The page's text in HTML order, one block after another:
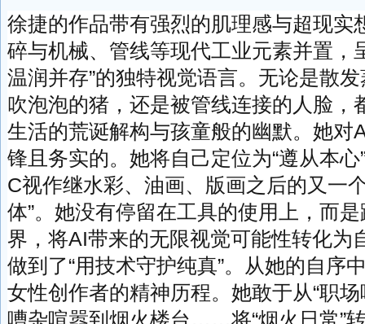
徐捷的作品带有强烈的肌理感与超现实
碎与机械、管线等现代工业元素并置，
温润并存”的独特视觉语言。无论是散
吹泡泡的猪，还是被管线连接的人脸，
生活的荒诞解构与孩童般的幽默。她对
锋且务实的。她将自己定位为“遵从本
C视作继水彩、油画、版画之后的又一
体”。她没有停留在工具的使用上，而
界，将AI带来的无限视觉可能性转化为
做到了“用技术守护纯真”。从她的自序
女性创作者的精神历程。她敢于从“职
嘈杂喧嚣到烟火楼台……将“烟火日常”